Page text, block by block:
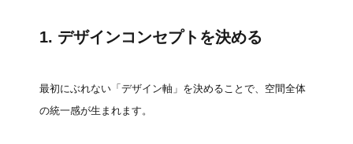
1. デザインコンセプトを決める
最初にぶれない「デザイン軸」を決めることで、空間全体
の統一感が生まれます。